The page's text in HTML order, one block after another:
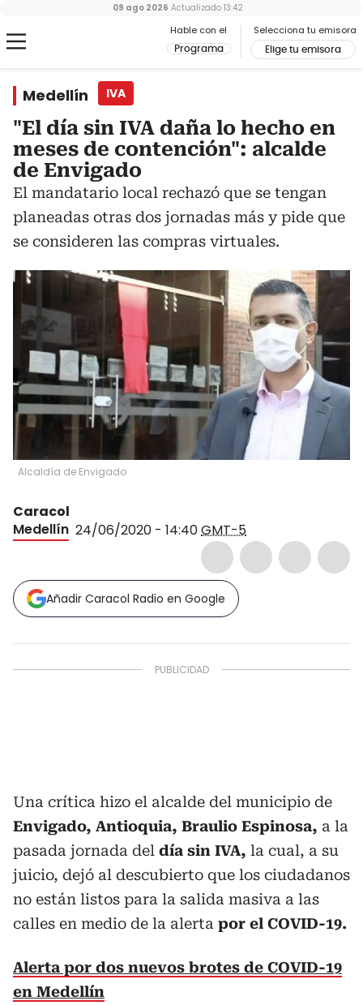
Hable con el
Programa
Selecciona tu emisora
Elige tu emisora
09 ago 2026 Actualizado 13:42
Medellín IVA
"El día sin IVA daña lo hecho en
meses de contención": alcalde
de Envigado
El mandatario local rechazó que se tengan
planeadas otras dos jornadas más y pide que
se consideren las compras virtuales.
Alcaldía de Envigado
Caracol
Medellín 24/06/2020 - 14:40GMT-5
Añadir Caracol Radio en Google
Una crítica hizo el alcalde del municipio de
Envigado, Antioquia, Braulio Espinosa, a la
pasada jornada del día sin IVA, la cual, a su
juicio, dejó al descubierto que los ciudadanos
no están listos para la salida masiva a las
calles en medio de la alerta por el COVID-19.
Alerta por dos nuevos brotes de COVID-19
en Medellín